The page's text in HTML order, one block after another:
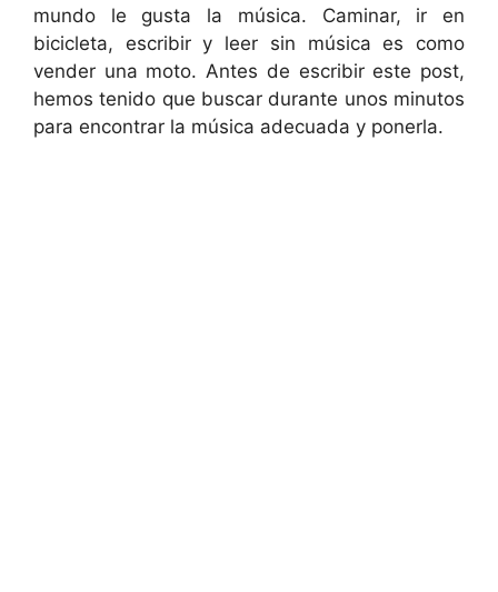
mundo le gusta la música. Caminar, ir en
bicicleta, escribir y leer sin música es como
vender una moto. Antes de escribir este post,
hemos tenido que buscar durante unos minutos
para encontrar la música adecuada y ponerla.